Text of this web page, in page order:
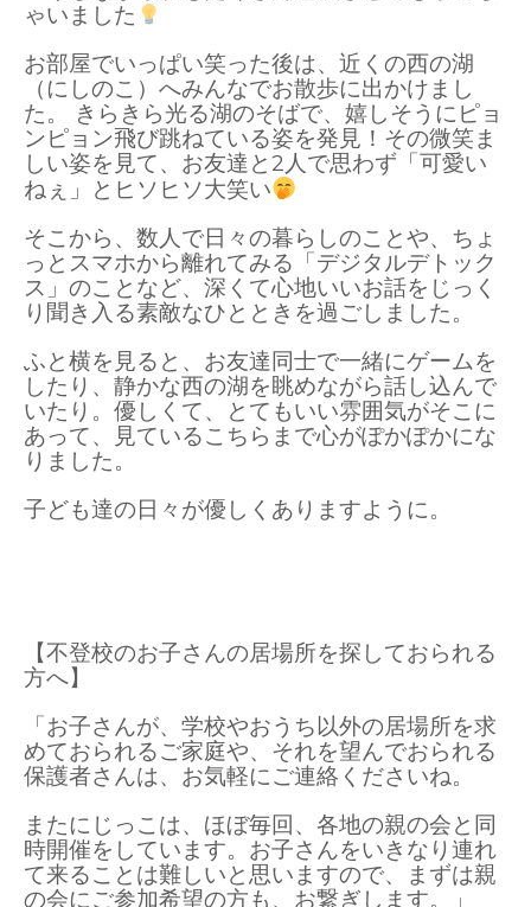
ゃいました
お部屋でいっぱい笑った後は、 近くの西の湖
（にしのこ）へみんなでお散歩に出かけまし
た。
きらきら光る湖のそばで、 嬉しそうにピョ
ンピョン飛び跳ねている姿を発見！その微笑ま
しい姿を見て、 お友達と2人で思わず「可愛い
ねぇ」とヒソヒソ大笑い
そこから、 数人で日々の暮らしのことや、 ちょ
っとスマホから離れてみる「デジタルデトック
ス」のことなど、 深くて心地いいお話をじっく
り聞き入る素敵なひとときを過ごしました。
ふと横を見ると、 お友達同士で一緒にゲームを
したり、 静かな西の湖を眺めながら話し込んで
いたり。 優しくて、
とてもいい雰囲気がそこに
あって、
見ているこちらまで心がぽかぽかにな
りました。
子ども達の日々が優しくありますように。
【不登校のお子さんの居場所を探しておられる
方へ】
「お子さんが、学校やおうち以外の居場所を求
めておられるご家庭や、それを望んでおられる
保護者さんは、お気軽にご連絡くださいね。
またにじっこは、ほぼ毎回、各地の親の会と同
時開催をしています。お子さんをいきなり連れ
て来ることは難しいと思いますので、まずは親
の会にご参加希望の方も、お繋ぎします。」